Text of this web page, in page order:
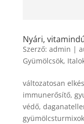
Nyári,
Szerző: admin |
Gyümölcsök,
változatosan
immunerősítő,
védő,